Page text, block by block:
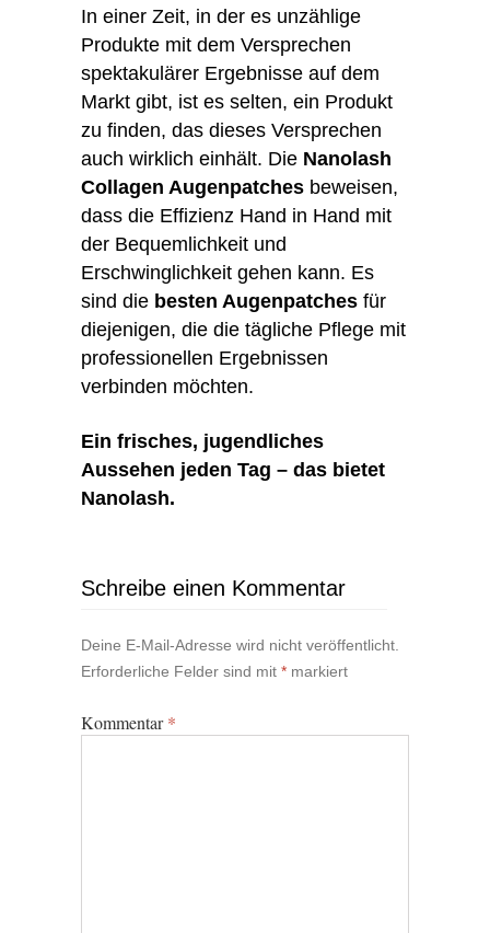
In einer Zeit, in der es unzählige
Produkte mit dem Versprechen
spektakulärer Ergebnisse auf dem
Markt gibt, ist es selten, ein Produkt
zu finden, das dieses Versprechen
auch wirklich einhält. Die Nanolash
Collagen Augenpatches beweisen,
dass die Effizienz Hand in Hand mit
der Bequemlichkeit und
Erschwinglichkeit gehen kann. Es
sind die besten Augenpatches für
diejenigen, die die tägliche Pflege mit
professionellen Ergebnissen
verbinden möchten.
Ein frisches, jugendliches
Aussehen jeden Tag – das bietet
Nanolash.
Schreibe einen Kommentar
Deine E-Mail-Adresse wird nicht veröffentlicht.
Erforderliche Felder sind mit * markiert
Kommentar*